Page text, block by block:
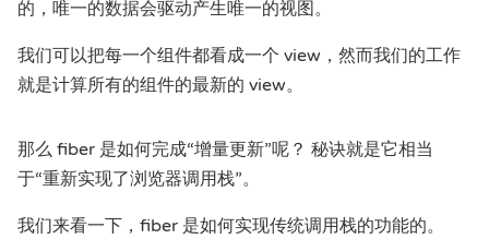
的，唯一的数据会驱动产生唯一的视图。
我们可以把每一个组件都看成一个 view，然而我们的工作
就是计算所有的组件的最新的 view。
那么 fiber 是如何完成“增量更新”呢？ 秘诀就是它相当
于“重新实现了浏览器调用栈”。
我们来看一下，fiber 是如何实现传统调用栈的功能的。